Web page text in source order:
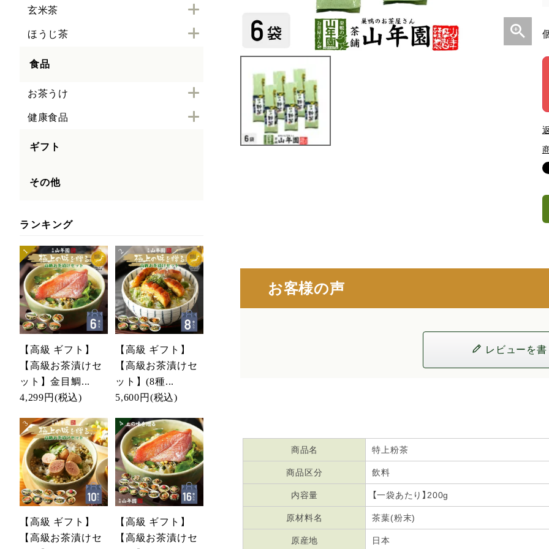
玄米茶
ほうじ茶
食品
お茶うけ
健康食品
ギフト
その他
ランキング
【高級 ギフト】
【高級お茶漬けセ
ット】金目鯛...
4,299円 (税込)
【高級 ギフト】
【高級お茶漬けセ
ット】(8種...
5,600円 (税込)
【高級 ギフト】
【高級お茶漬けセ
【高級 ギフト】
【高級お茶漬けセ
お客様の声
レビューを書
商品名 特上粉茶
商品区分 飲料
内容量 【一袋あたり】200g
原材料名 茶葉(粉末)
原産地 日本